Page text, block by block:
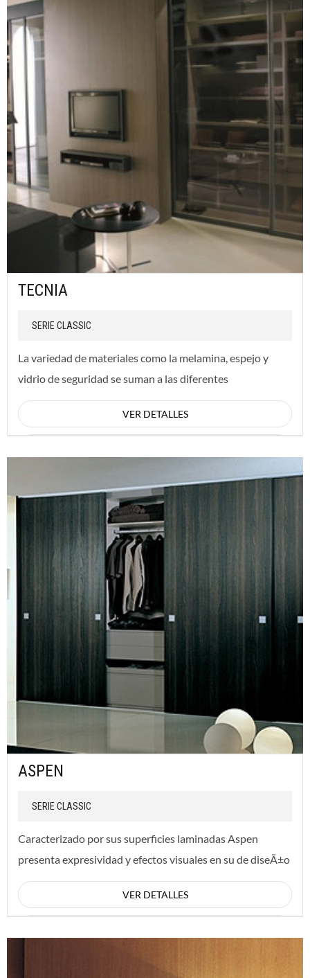
TECNIA
SERIE CLASSIC
La variedad de materiales como la melamina, espejo y
vidrio de seguridad se suman a las diferentes
terminaciones de perfiles para dar respuesta a las ...
VER DETALLES
ASPEN
SERIE CLASSIC
Caracterizado por sus superficies laminadas Aspen
presenta expresividad y efectos visuales en su de diseÃ±o
para las puertas de placard, Natural Woo...
VER DETALLES